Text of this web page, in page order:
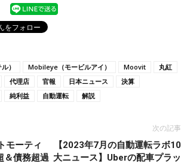
） Mobileye（モービルアイ） Moovit
丸紅
代理店 官報 日本ニュース
決算
純利益 自動運転 解説
モーティ
＆債務超過
次の記事
【2023年7月の自動運転ラボ10
大ニュース】Uberの配車プラッ